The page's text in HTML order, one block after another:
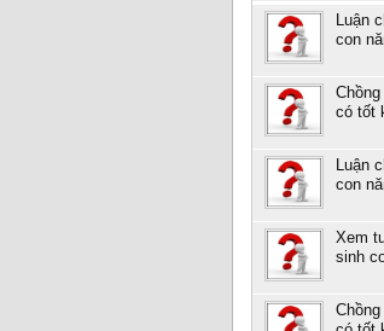
Luận
con
có tốt
Luận
con
Xem
sinh